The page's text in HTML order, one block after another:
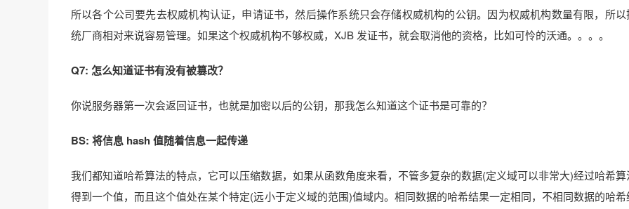
所以各个公司要先去权威机构认证，申请证书，然后操作系统只会存储权威机构的公钥。因为权威机构数量有限，所
统厂商相对来说容易管理。如果这个权威机构不够权威，XJB 发证书，就会取消他的资格，比如可怜的沃通。。。。
Q7: 怎么知道证书有没有被篡改？
你说服务器第一次会返回证书，也就是加密以后的公钥，那我怎么知道这个证书是可靠的？
BS: 将信息 hash 值随着信息一起传递
我们都知道哈希算法的特点，它可以压缩数据，如果从函数角度来看，不管多复杂的数据(定义域可以非常大)经过哈希
得到一个值，而且这个值处在某个特定(远小于定义域的范围)值域内。相同数据的哈希结果一定相同，不相同数据的哈